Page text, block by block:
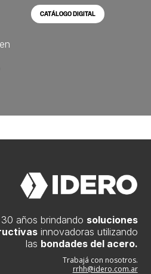
CATÁLOGO DIGITAL
años brindando soluciones
innovadoras utilizando
las bondades del acero.
Trabajá con nosotros.
rrhh@idero.com.ar